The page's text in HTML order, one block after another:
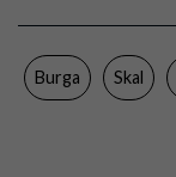
Material
Burga Skal